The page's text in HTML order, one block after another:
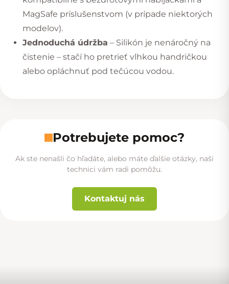
MagSafe príslušenstvom (v prípade niektorých
modelov).
Jednoduchá údržba – Silikón je nenáročný na
čistenie – stačí ho pretrieť vlhkou handričkou
alebo opláchnuť pod tečúcou vodou.
Potrebujete pomoc?
Ak ste nenašli čo hľadáte, alebo máte ďalšie otázky, naši
technici vám radi pomôžu.
Kontaktuj nás